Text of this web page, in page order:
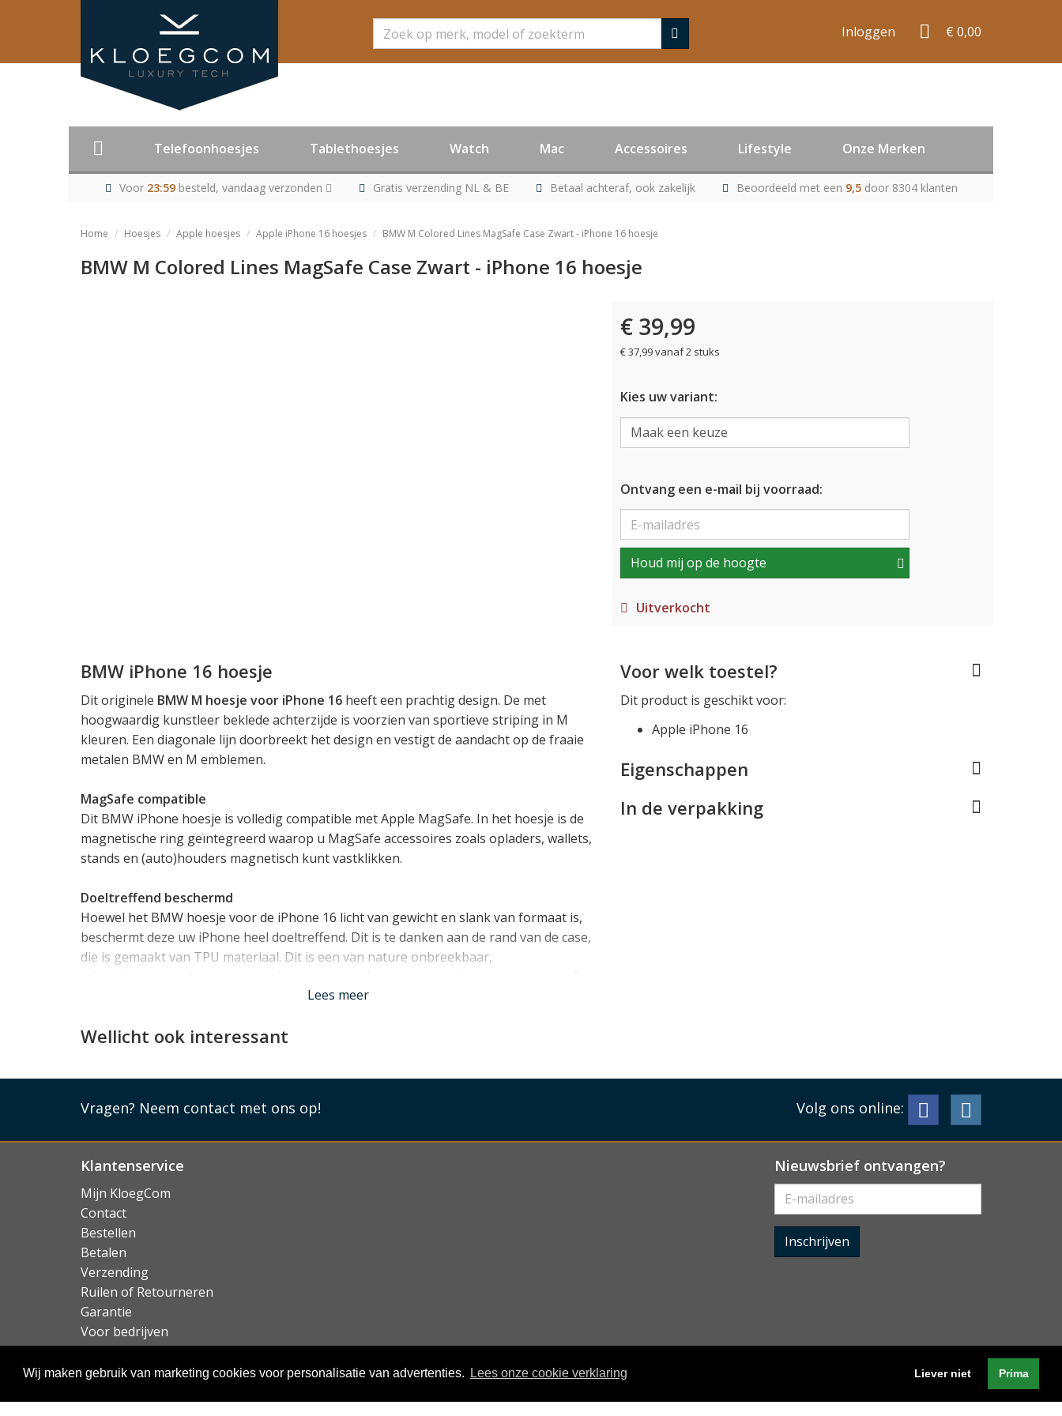
Wij maken gebruik van marketing cookies voor personalisatie van advertenties. Lees onze cookie verklaring Liever niet Prima
Zoeken Inloggen € 0,00
Telefoonhoesjes Tablethoesjes Watch Mac Accessoires Lifestyle Onze Merken
Voor 23:59besteld, vandaag verzonden Gratis verzending NL & BE Betaal achteraf, ook zakelijk Beoordeeld met een 9,5 door 8304 klanten
Home Hoesjes Apple hoesjes Apple iPhone 16 hoesjes BMW M Colored Lines MagSafe Case Zwart - iPhone 16 hoesje
BMW M Colored Lines MagSafe Case Zwart - iPhone 16 hoesje
€ 39,99
€ 37,99 vanaf 2 stuks
Kies uw variant:
Ontvang een e-mail bij voorraad:
Houd mij op de hoogte
Uitverkocht
BMW iPhone 16 hoesje
Dit originele BMW M hoesje voor iPhone 16 heeft een prachtig design. De met
hoogwaardig kunstleer beklede achterzijde is voorzien van sportieve striping in M
kleuren. Een diagonale lijn doorbreekt het design en vestigt de aandacht op de fraaie
metalen BMW en M emblemen.
MagSafe compatible
Dit BMW iPhone hoesje is volledig compatible met Apple MagSafe. In het hoesje is de
magnetische ring geïntegreerd waarop u MagSafe accessoires zoals opladers, wallets,
stands en (auto)houders magnetisch kunt vastklikken.
Doeltreffend beschermd
Hoewel het BMW hoesje voor de iPhone 16 licht van gewicht en slank van formaat is,
beschermt deze uw iPhone heel doeltreffend. Dit is te danken aan de rand van de case,
die is gemaakt van TPU materiaal. Dit is een van nature onbreekbaar,
opstaand randje rond het scherm en de camera dragen bij aan de bescherming.
Past de iPhone 16 perfect
de case als gegoten. Het telefoonhoesje houdt daarbij rekening met alle knopjes, de
inclusief ondersteuning voor MagSafe.
Lees minder
Lees meer
Voor welk toestel?
Dit product is geschikt voor:
Apple iPhone 16
Eigenschappen
In de verpakking
Wellicht ook interessant
Vragen? Neem contact met ons op! Volg ons online:
Klantenservice
Mijn KloegCom
Contact
Bestellen
Betalen
Verzending
Ruilen of Retourneren
Garantie
Voor bedrijven
Over KloegCom.nl
Nieuwsbrief ontvangen?
Inschrijven
© KloegCom 2008 - 2026 - Privacyverklaring